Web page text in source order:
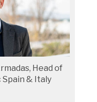
Head of
Spain & Italy